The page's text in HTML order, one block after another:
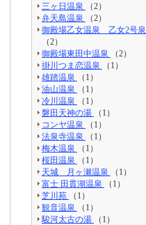
三ヶ日温泉
（2）
弁天島温泉
（2）
御殿場乙女温泉 乙女2号泉
（2）
御殿場東田中温泉
（2）
掛川つま恋温泉
（1）
雄踏温泉
（1）
油山温泉
（1）
冷川温泉
（1）
磐田天神の湯
（1）
コンヤ温泉
（1）
法泉寺温泉
（1）
梅木温泉
（1）
桜田温泉
（1）
天城 月ヶ瀬温泉
（1）
富士 田貫湖温泉
（1）
芝川苑
（1）
観音温泉
（1）
駿河太古の湯
（1）